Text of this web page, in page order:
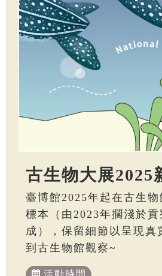
古生物大展2025
臺博館2025年起在古生
標本（由2023年擱淺於
成），保留細節以呈現真
到古生物館觀察~